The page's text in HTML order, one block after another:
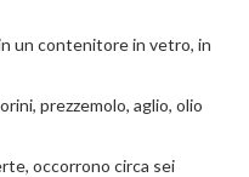
un contenitore in vetro, in
prezzemolo, aglio, olio
occorrono circa sei